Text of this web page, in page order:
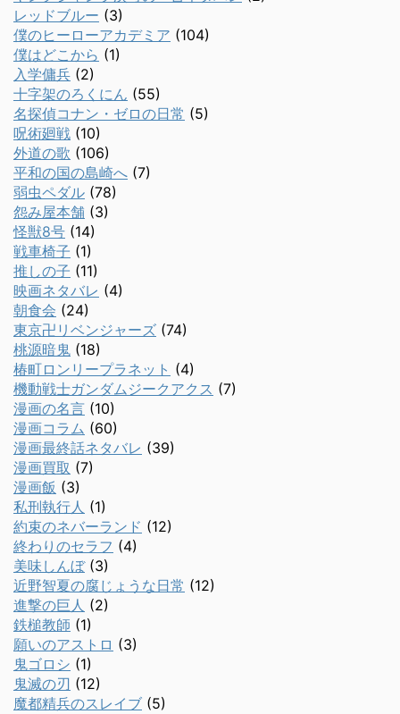
レッドブルー (3)
僕のヒーローアカデミア (104)
僕はどこから (1)
入学傭兵 (2)
十字架のろくにん (55)
名探偵コナン・ゼロの日常 (5)
呪術廻戦 (10)
外道の歌 (106)
平和の国の島崎へ (7)
弱虫ペダル (78)
怨み屋本舗 (3)
怪獣8号 (14)
戦車椅子 (1)
推しの子 (11)
映画ネタバレ (4)
朝食会 (24)
東京卍リベンジャーズ (74)
桃源暗鬼 (18)
椿町ロンリープラネット (4)
機動戦士ガンダムジークアクス (7)
漫画の名言 (10)
漫画コラム (60)
漫画最終話ネタバレ (39)
漫画買取 (7)
漫画飯 (3)
私刑執行人 (1)
約束のネバーランド (12)
終わりのセラフ (4)
美味しんぼ(3)
近野智夏の腐じょうな日常 (12)
進撃の巨人 (2)
鉄槌教師 (1)
願いのアストロ (3)
鬼ゴロシ (1)
鬼滅の刃 (12)
魔都精兵のスレイブ (5)